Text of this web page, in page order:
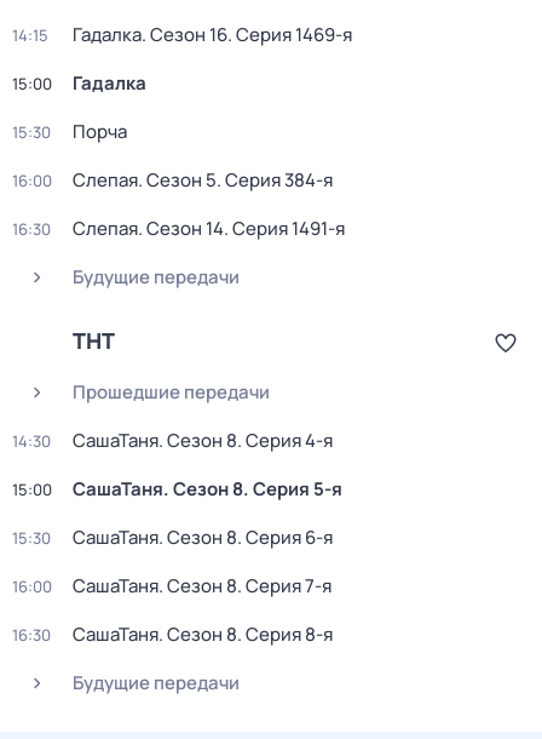
14:15 Гадалка. Сезон 16. Серия 1469-я
15:00 Гадалка
15:30 Порча
16:00 Слепая. Сезон 5. Серия 384-я
16:30 Слепая. Сезон 14. Серия 1491-я
Будущие передачи
ТНТ
Прошедшие передачи
14:30 СашаТаня. Сезон 8. Серия 4-я
15:00 СашаТаня. Сезон 8. Серия 5-я
15:30 СашаТаня. Сезон 8. Серия 6-я
16:00 СашаТаня. Сезон 8. Серия 7-я
16:30 СашаТаня. Сезон 8. Серия 8-я
Будущие передачи